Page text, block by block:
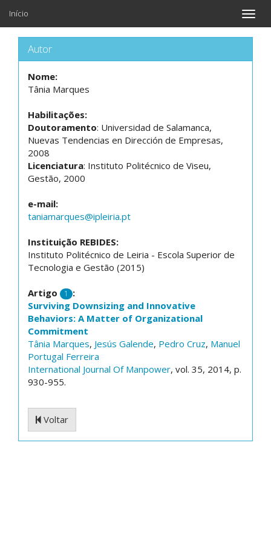
Toggle
Início
Autor
Nome:
Tânia Marques
Habilitações:
Doutoramento: Universidad de Salamanca,
Nuevas Tendencias en Dirección de Empresas,
2008
Licenciatura: Instituto Politécnico de Viseu,
Gestão, 2000
e-mail:
taniamarques@ipleiria.pt
Instituição REBIDES:
Instituto Politécnico de Leiria - Escola Superior de
Tecnologia e Gestão (2015)
Artigo 1
:
Surviving Downsizing and Innovative
Behaviors: A Matter of Organizational
Commitment
Tânia Marques, Jesús Galende, Pedro Cruz, Manuel
Portugal Ferreira
International Journal Of Manpower, vol. 35, 2014, p.
930-955.
Voltar